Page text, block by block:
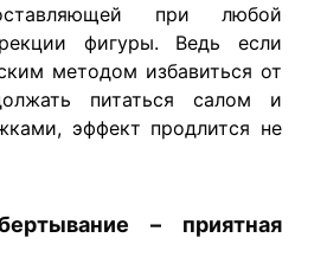
при любой
фигуры. Ведь если
методом избавиться от
питаться салом и
эффект продлится не
– приятная